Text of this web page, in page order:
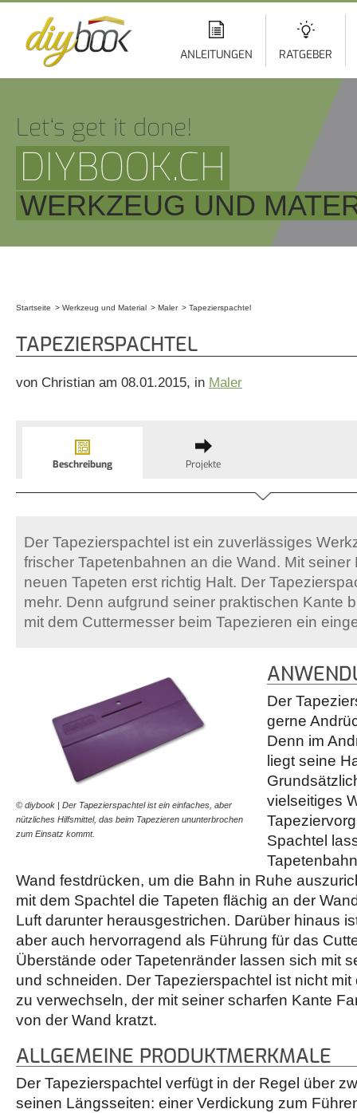
ANLEITUNGEN RATGEBER
Let‘s get it done!
DIYBOOK.CH
WERKZEUG UND
Startseite Werkzeug und Material Maler Tapezierspachtel
TAPEZIERSPACHTEL
von Christian am 08.01.2015, in Maler
Beschreibung Projekte
Der Tapezierspachtel ist ein zuverlässiges
frischer Tapetenbahnen an die Wand. Mit seiner
neuen Tapeten erst richtig Halt. Der
mehr. Denn aufgrund seiner praktischen Kante
mit dem Cuttermesser beim Tapezieren ein
© diybook | Der Tapezierspachtel ist ein einfaches, aber
nützliches Hilfsmittel, das beim Tapezieren ununterbrochen
zum Einsatz kommt.
Der
gerne
Denn im
liegt seine
vielseitiges
Spachtel
Wand festdrücken, um die Bahn in Ruhe
mit dem Spachtel die Tapeten flächig an der
Luft darunter herausgestrichen. Darüber hinaus
aber auch hervorragend als Führung für das
Überstände oder Tapetenränder lassen sich mit
und schneiden. Der Tapezierspachtel ist nicht
zu verwechseln, der mit seiner scharfen Kante
von der Wand kratzt.
ALLGEMEINE PRODUKTMERKMALE
Der Tapezierspachtel verfügt in der Regel über
seinen Längsseiten: einer Verdickung zum